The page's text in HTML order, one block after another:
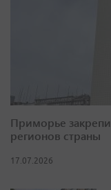
Приморье
регионов страны
17.07.2026